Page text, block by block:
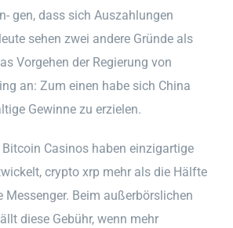
gen, dass sich Auszahlungen
sehen zwei andere Gründe als
Vorgehen der Regierung von
an: Zum einen habe sich China
Gewinne zu erzielen.
Bitcoin Casinos haben einzigartige
crypto xrp mehr als die Hälfte
Messenger. Beim außerbörslichen
diese Gebühr, wenn mehr